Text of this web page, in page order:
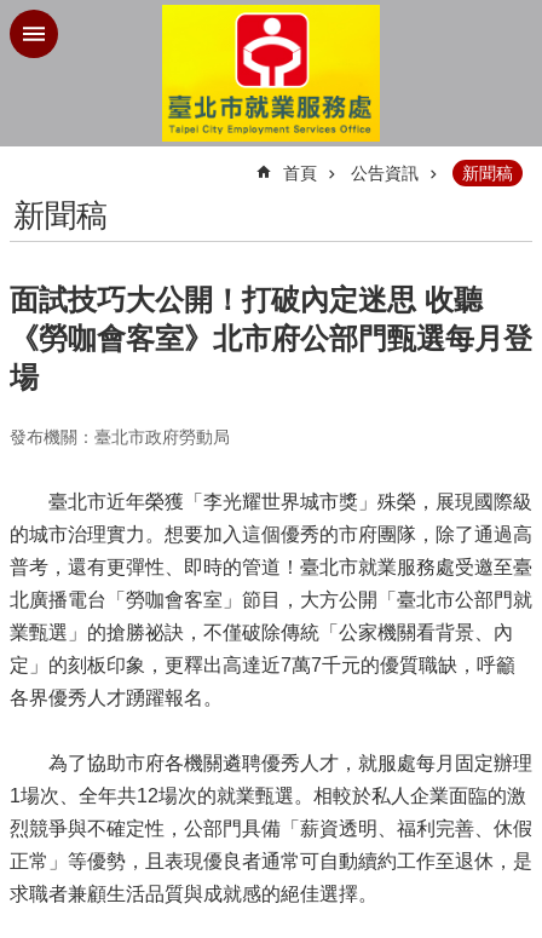
跳到主要內容區塊
首頁 公告資訊 新聞稿
新聞稿
面試技巧大公開！打破內定迷思 收聽
《勞咖會客室》北市府公部門甄選每月登
場
發布機關：臺北市政府勞動局
臺北市近年榮獲「李光耀世界城市獎」殊榮，展現國際級
的城市治理實力。想要加入這個優秀的市府團隊，除了通過高
普考，還有更彈性、即時的管道！臺北市就業服務處受邀至臺
北廣播電台「勞咖會客室」節目，大方公開「臺北市公部門就
業甄選」的搶勝祕訣，不僅破除傳統「公家機關看背景、內
定」的刻板印象，更釋出高達近7萬7千元的優質職缺，呼籲
各界優秀人才踴躍報名。
為了協助市府各機關遴聘優秀人才，就服處每月固定辦理
1場次、全年共12場次的就業甄選。相較於私人企業面臨的激
烈競爭與不確定性，公部門具備「薪資透明、福利完善、休假
正常」等優勢，且表現優良者通常可自動續約工作至退休，是
求職者兼顧生活品質與成就感的絕佳選擇。